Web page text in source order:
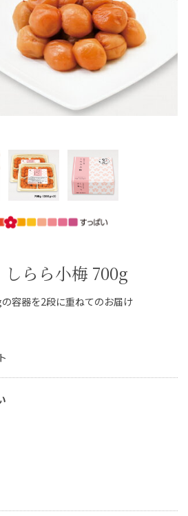
ご利用ガイド
ギフトサービス
12-2486
・祝日／土曜は不定休
しらら小梅 700g
容器を2段に重ねてのお届け